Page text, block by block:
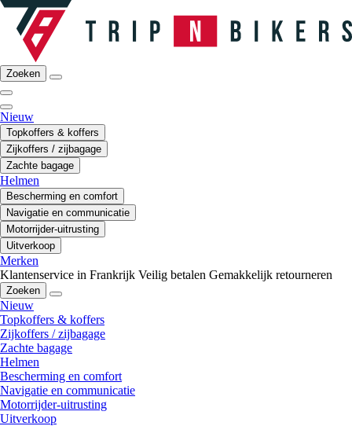
Zoeken
Nieuw
Topkoffers & koffers
Zijkoffers / zijbagage
Zachte bagage
Helmen
Bescherming en comfort
Navigatie en communicatie
Motorrijder-uitrusting
Uitverkoop
Merken
Klantenservice in Frankrijk Veilig betalen Gemakkelijk retourneren
Zoeken
Nieuw
Topkoffers & koffers
Zijkoffers / zijbagage
Zachte bagage
Helmen
Bescherming en comfort
Navigatie en communicatie
Motorrijder-uitrusting
Uitverkoop